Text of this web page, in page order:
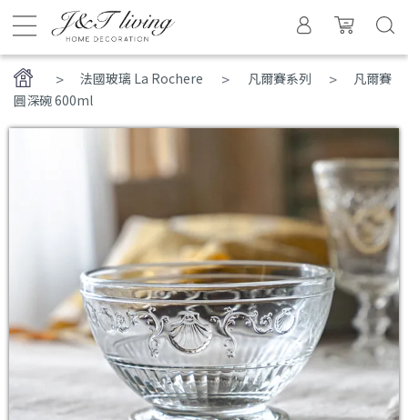
法國玻璃 La Rochere > 凡爾賽系列
凡爾賽
圓深碗 600ml